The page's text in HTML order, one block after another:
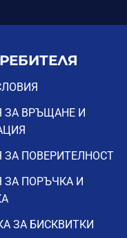
ЗА ВРЪЩАНЕ И
ЗА ПОВЕРИТЕЛНОСТ
ЗА ПОРЪЧКА И
ЗА БИСКВИТКИ